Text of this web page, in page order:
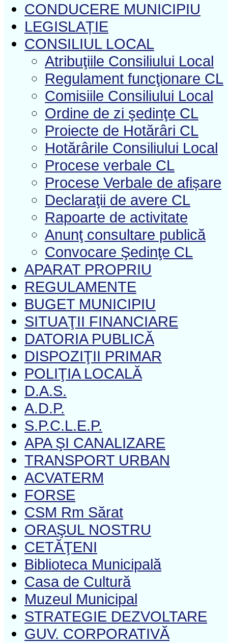
CONDUCERE MUNICIPIU
LEGISLAȚIE
CONSILIUL LOCAL
Atribuţiile Consiliului Local
Regulament funcţionare CL
Comisiile Consiliului Local
Ordine de zi şedinţe CL
Proiecte de Hotărâri CL
Hotărârile Consiliului Local
Procese verbale CL
Procese Verbale de afișare
Declaraţii de avere CL
Rapoarte de activitate
Anunţ consultare publică
Convocare Şedinţe CL
APARAT PROPRIU
REGULAMENTE
BUGET MUNICIPIU
SITUAŢII FINANCIARE
DATORIA PUBLICĂ
DISPOZIŢII PRIMAR
POLIŢIA LOCALĂ
D.A.S.
A.D.P.
S.P.C.L.E.P.
APA ŞI CANALIZARE
TRANSPORT URBAN
ACVATERM
FORSE
CSM Rm Sărat
ORAŞUL NOSTRU
CETĂŢENI
Biblioteca Municipală
Casa de Cultură
Muzeul Municipal
STRATEGIE DEZVOLTARE
GUV. CORPORATIVĂ